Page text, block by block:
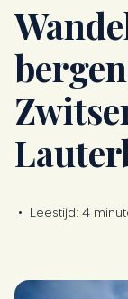
• Leestijd: 4